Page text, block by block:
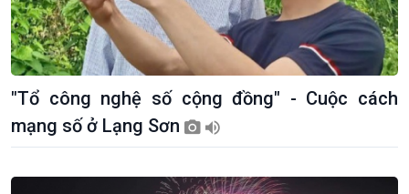
"Tổ công nghệ số cộng đồng" - Cuộc cách
mạng số ở Lạng Sơn